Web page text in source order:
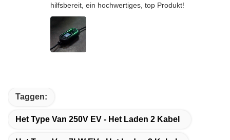
hilfsbereit, ein hochwertiges, top Produkt!
Taggen:
Het Type Van 250V EV - Het Laden 2 Kabel